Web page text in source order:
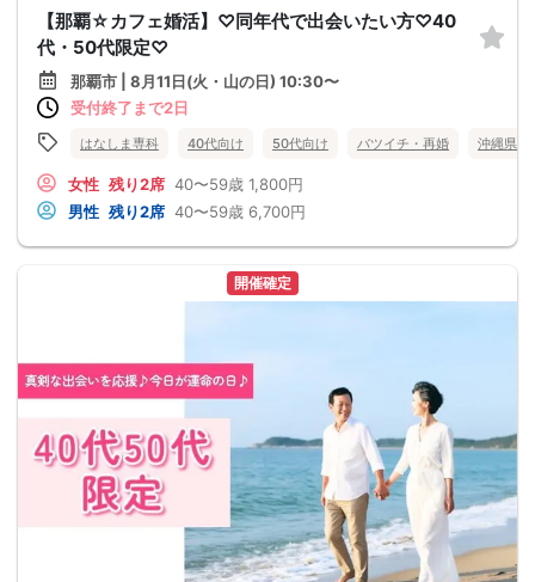
【那覇☆カフェ婚活】♡同年代で出会いたい方♡40
代・50代限定♡
那覇市 | 8月11日(火・山の日) 10:30〜
受付終了まで2日
はなしま専科 40代向け 50代向け バツイチ・再婚 沖縄県
女性 残り2席 40〜59歳 1,800円
男性 残り2席 40〜59歳 6,700円
開催確定